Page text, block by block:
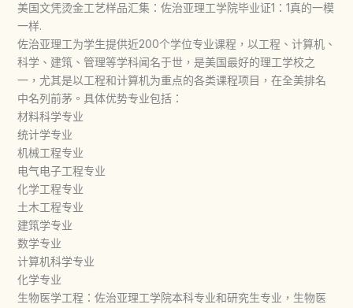
美国文凭烫金工艺样品汇集：佐治亚理工学院毕业证1：1真的一模
一样.
佐治亚理工为学生提供近200个学位专业课程，以工程、计算机、
科学、建筑、管理等学科闻名于世，是美国最好的理工学校之
一，尤其是以工程和计算机为重点的各类课程项目，在全美排名
中名列前茅。具体优势专业包括：
材料科学专业
统计学专业
机械工程专业
电气电子工程专业
化学工程专业
土木工程专业
建筑学专业
数学专业
计算机科学专业
化学专业
生物医学工程：佐治亚理工学院本科专业和研究生专业，生物医